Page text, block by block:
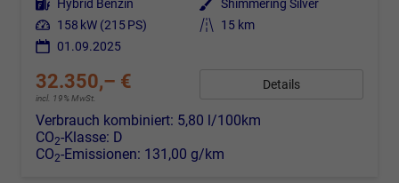
Kraftstoff Hybrid Benzin Außenfarbe Shimmering Silver
Leistung 158 kW (215 PS) Kilometerstand
15 km
01.09.2025
32.350,– €
incl. 19% MwSt.
Details
Verbrauch kombiniert: 5,80 l/100km
CO2-Klasse: D
CO2-Emissionen: 131,00 g/km